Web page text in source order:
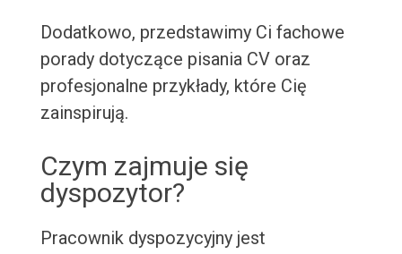
Dodatkowo, przedstawimy Ci fachowe
porady dotyczące pisania CV oraz
profesjonalne przykłady, które Cię
zainspirują.
Czym zajmuje się
dyspozytor?
Pracownik dyspozycyjny jest